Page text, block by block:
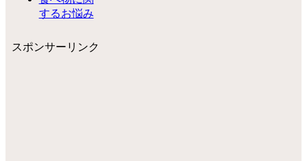
するお悩み
スポンサーリンク